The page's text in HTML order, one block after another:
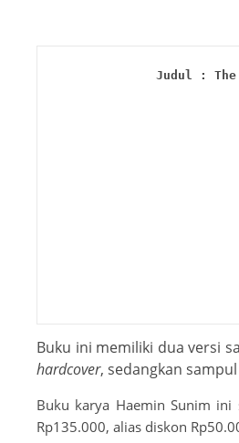
Judul : The
Buku ini memiliki dua versi
hardcover, sedangkan
Buku karya Haemin Sunim
Rp135.000, alias diskon